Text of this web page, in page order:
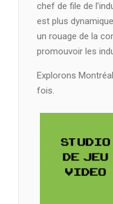
chef de file de
est plus
un rouage de la
promouvoir les
Explorons
fois.